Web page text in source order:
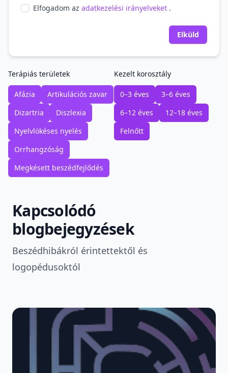
Elfogadom az adatkezelési irányelveket .
Elküld
Terápiás területek
Afázia
Artikulációs zavar
Dizartria
Diszlexia
Nyelvlökéses nyelés
Orrhangzóság
Megkésett beszédfejlődés
Kezelt korosztály
0–3 éves
3–6 éves
6–12 éves
12–18 éves
Felnőtt
Kapcsolódó
blogbejegyzések
Beszédhibákról érintettektől és
logopédusoktól